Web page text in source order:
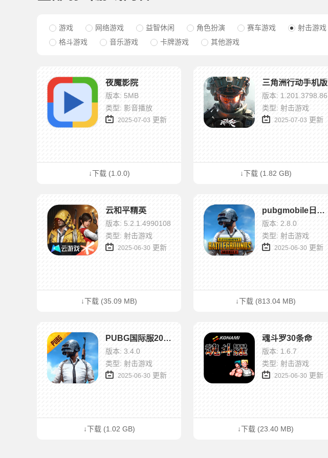
游戏 网络游戏 益智休闲 角色扮演 赛车游戏 射击游戏
格斗游戏
音乐游戏 卡牌游戏 其他游戏
夜魔影院
版本: 5MB
类型: 影音播放
2025-07-03 更新
↓下载 (1.0.0)
三角洲行动手机版
版本: 1.201.3798.86
类型: 射击游戏
2025-07-03 更新
↓下载 (1.82 GB)
云和平精英
版本: 5.2.1.4990108
类型: 射击游戏
2025-06-30 更新
↓下载 (35.09 MB)
pubgmobile日韩服
版本: 2.8.0
类型: 射击游戏
2025-06-30 更新
↓下载 (813.04 MB)
PUBG国际服2025
版本: 3.4.0
类型: 射击游戏
2025-06-30 更新
↓下载 (1.02 GB)
魂斗罗30条命
版本: 1.6.7
类型: 射击游戏
2025-06-30 更新
↓下载 (23.40 MB)